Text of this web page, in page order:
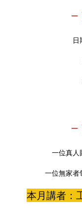
日
一位真人
一位無家者
本月講者